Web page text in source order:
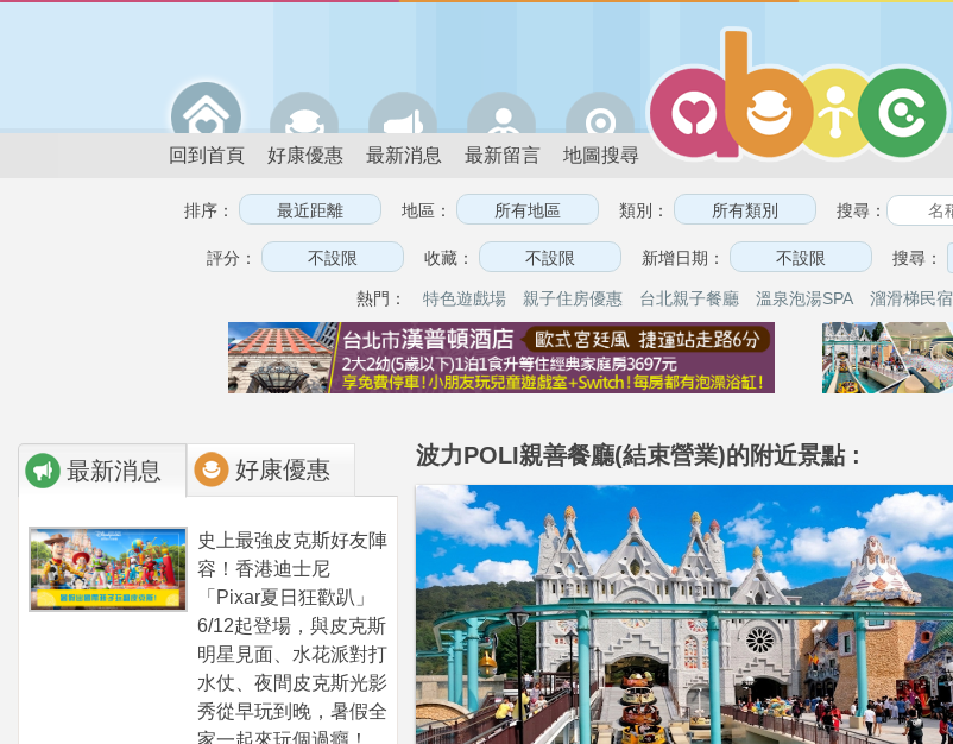
回到首頁 好康優惠 最新消息 最新留言 地圖搜尋
排序： 地區： 類別： 搜尋：
評分： 收藏： 新增日期： 搜尋：
熱門： 特色遊戲場 親子住房優惠 台北親子餐廳 溫泉泡湯SPA 溜滑梯民宿
最新消息 好康優惠
史上最強皮克斯好友陣
容！香港迪士尼
「Pixar夏日狂歡趴」
6/12起登場，與皮克斯
明星見面、水花派對打
水仗、夜間皮克斯光影
秀從早玩到晚，暑假全
家一起來玩個過癮！
波力POLI親善餐廳(結束營業)的附近景點 :